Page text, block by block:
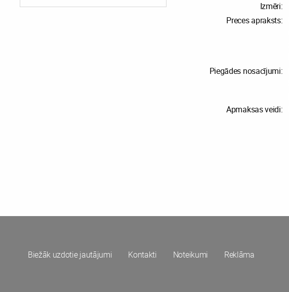
Izmēri:
Preces apraksts:
Piegādes nosacījumi:
Apmaksas veidi:
Biežāk uzdotie jautājumi Kontakti Noteikumi
Reklāma